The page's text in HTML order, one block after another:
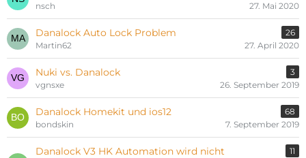
nsch
27. Mai 2020
Danalock Auto Lock Problem
26
Martin62
27. April 2020
Nuki vs. Danalock
3
vgnsxe
26. September 2019
Danalock Homekit und ios12
68
bondskin
7. September 2019
Danalock V3 HK Automation wird nicht
11